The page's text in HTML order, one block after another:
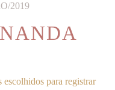
2019
para registrar